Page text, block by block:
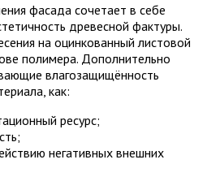
фасада сочетает в себе
древесной фактуры.
на оцинкованный листовой
полимера. Дополнительно
влагозащищённость
как:
ресурс;
негативных внешних